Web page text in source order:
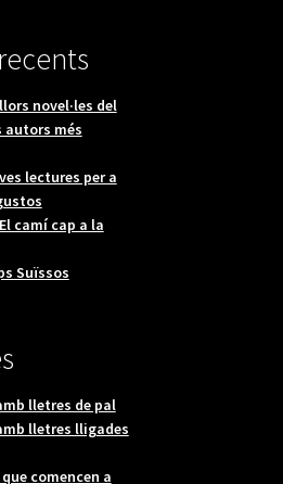
novel·les del
autors més
lectures per a
camí cap a la
Suïssos
lletres de pal
lletres lligades
comencen a